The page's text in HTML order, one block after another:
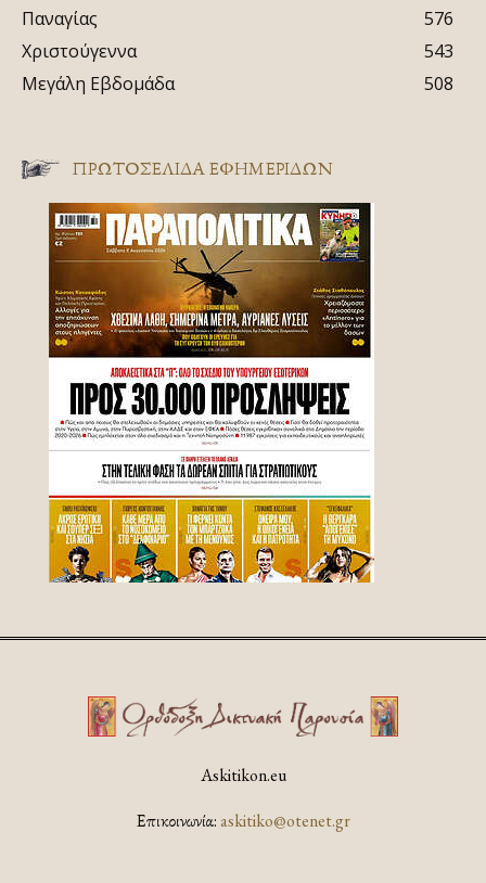
Παναγίας
576
Χριστούγεννα
543
Μεγάλη Εβδομάδα
508
ΠΡΩΤΟΣΈΛΙΔΑ ΕΦΗΜΕΡΊΔΩΝ
Askitikon.eu
Επικοινωνία:askitiko@otenet.gr